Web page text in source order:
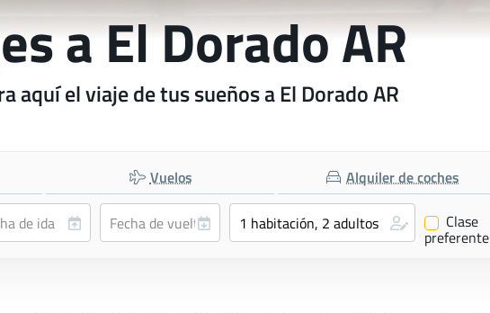
a El Dorado AR
aquí el viaje de tus sueños a El Dorado AR
Vuelos Alquiler de coches
✔ Clase
preferente